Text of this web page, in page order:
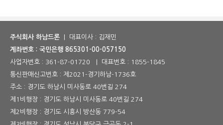
주식회사 하남드론 | 대표이사 : 김재민
계좌번호 : 국민은행 865301-00-057150
사업자번호 : 361-87-01720 | 대표번호 : 1855-1845
통신판매신고번호 : 제2021-경기하남-1736호
주소 : 경기도 하남시 미사동로 40번길 274
제1비행장 : 경기도 하남시 미사동로 40번길 274
제2비행장 : 경기도 시흥시 방산동 779-54